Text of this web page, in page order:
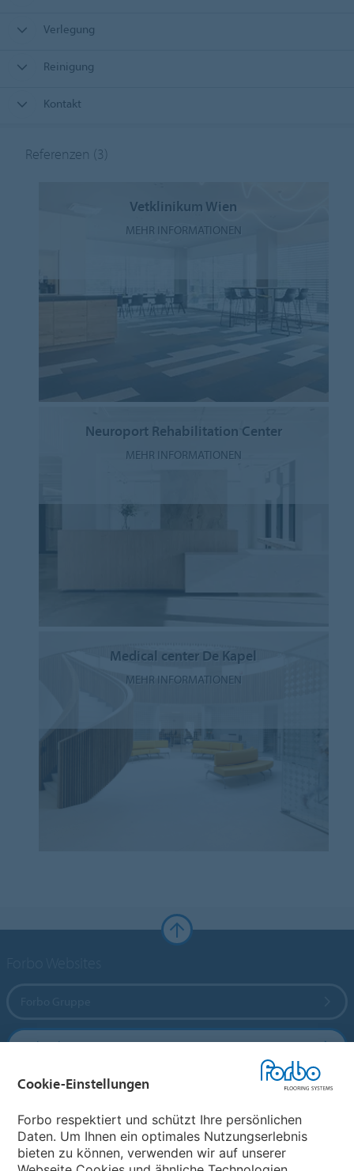
Verlegung
Reinigung
Kontakt
Referenzen (3)
Vetklinikum Wien
MEHR INFORMATIONEN
Neuroport Rehabilitation Center
MEHR INFORMATIONEN
Medical center De Kapel
MEHR INFORMATIONEN
Forbo Flooring Systems
Forbo Movement Systems
Land auswählen
Cookie-Einstellungen
Forbo respektiert und schützt Ihre persönlichen
Daten. Um Ihnen ein optimales Nutzungserlebnis
bieten zu können, verwenden wir auf unserer